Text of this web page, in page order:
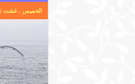
الخميس , غشت 6 2026